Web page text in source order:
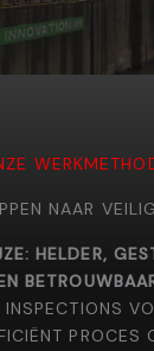
NAAR
HELDER,
INSPECTIONS
PROCES